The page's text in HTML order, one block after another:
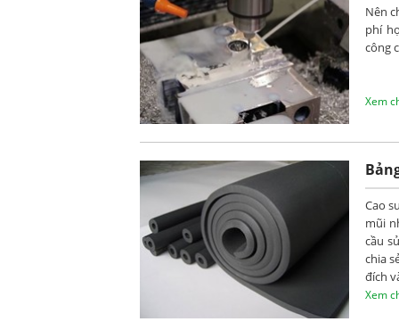
Nên
phí
công
Xem
Cao
mũi
cầu
chia
đích
Xem